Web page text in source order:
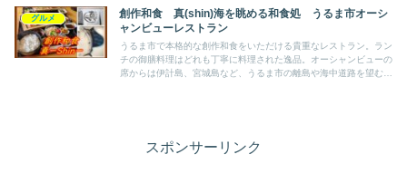
グルメ
創作和食 真(shin)海を眺める和食処 うるま市オーシ
ャンビューレストラン
うるま市で本格的な創作和食をいただける貴重なレストラン。ラン
チの御膳料理はどれも丁寧に料理された逸品。オーシャンビューの
席からは伊計島、宮城島など、うるま市の離島や海中道路を望む絶
スポンサーリンク